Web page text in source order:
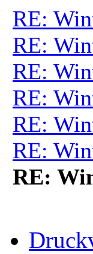
RE:
RE:
RE:
RE:
RE:
RE:
RE: